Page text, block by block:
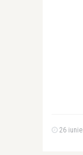
26 iunie